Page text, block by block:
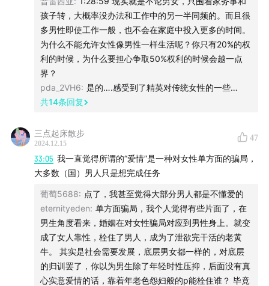
《芭比》
《影后》
《都挺好》
《玫瑰的故事》
播客：
《纵横四海》
Air - Playground Love
孩子转，大概率没办法和工作中的另一半同频的。而且很
多男性即使工作一般，也不会在家庭中投入更多的时间。
为什么不能允许女性像男性一样生活呢？你只有20%的权
利的时候，为什么要担心争取50%权利的时候会越一点
界？
pda_2VH6: 是的….感受到了精英对传统女性的一些…
共14条回复
三点起床散步
2024.12.15
47
33:05 我一直觉得所谓的“爱情”是一种对女性单方面的骗局，
大多数（国）男人只是想完成任务
葡萄5688: 点了，我甚至觉得大部分男人都是不懂爱的
eternityeden: 单方面骗局，我个人觉得有些片面了，在
男生角度看来，婚姻在对女性骗局对应到男性身上。就变
成了女人靠性，栓住了男人，成为了泄欲完干活的老黄
牛。 其实是社会需要发展，底层男女都一样的，对底层
的归训罢了，你以为男生除了年轻时性压抑，后面没有真
心实意爱情的话，靠着年老色怨妇般的p能栓住谁？ 毕竟